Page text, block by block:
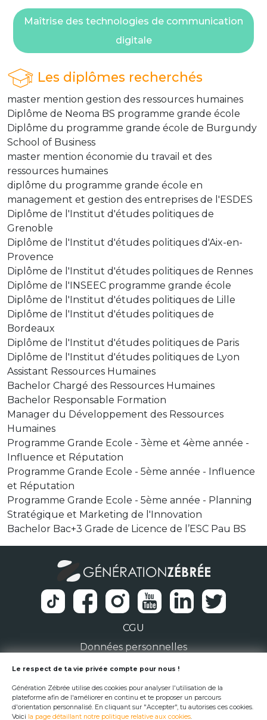
Maîtrise des technologies de communication
digitale
Les diplômes recherchés
master mention gestion des ressources humaines
Diplôme de Neoma BS programme grande école
Diplôme du programme grande école de Burgundy
School of Business
master mention économie du travail et des
ressources humaines
diplôme du programme grande école en
management et gestion des entreprises de l'ESDES
Diplôme de l'Institut d'études politiques de
Grenoble
Diplôme de l'Institut d'études politiques d'Aix-en-
Provence
Diplôme de l'Institut d'études politiques de Rennes
Diplôme de l'INSEEC programme grande école
Diplôme de l'Institut d'études politiques de Lille
Diplôme de l'Institut d'études politiques de
Bordeaux
Diplôme de l'Institut d'études politiques de Paris
Diplôme de l'Institut d'études politiques de Lyon
Assistant Ressources Humaines
Bachelor Chargé des Ressources Humaines
Bachelor Responsable Formation
Manager du Développement des Ressources
Humaines
Programme Grande Ecole - 3ème et 4ème année -
Influence et Réputation
Programme Grande Ecole - 5ème année - Influence
et Réputation
Programme Grande Ecole - 5ème année - Planning
Stratégique et Marketing de l'Innovation
Bachelor Bac+3 Grade de Licence de l’ESC Pau BS
CGU
Données personnelles
1 Rue de la Noë 44300 Nantes
team@generationzebree.fr
Le respect de ta vie privée compte pour nous !
Génération Zébrée utilise des cookies pour analyser l'utilisation de la
plateforme afin de l'améliorer en continu et te proposer un parcours
d'orientation personnalisé. En cliquant sur "Accepter", tu autorises ces cookies.
Voici la page détaillant notre politique relative aux cookies.